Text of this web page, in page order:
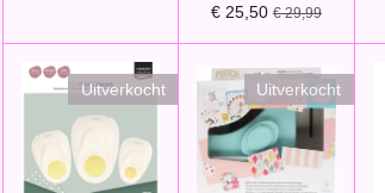
€ 25,50 € 29,99
Uitverkocht Uitverkocht